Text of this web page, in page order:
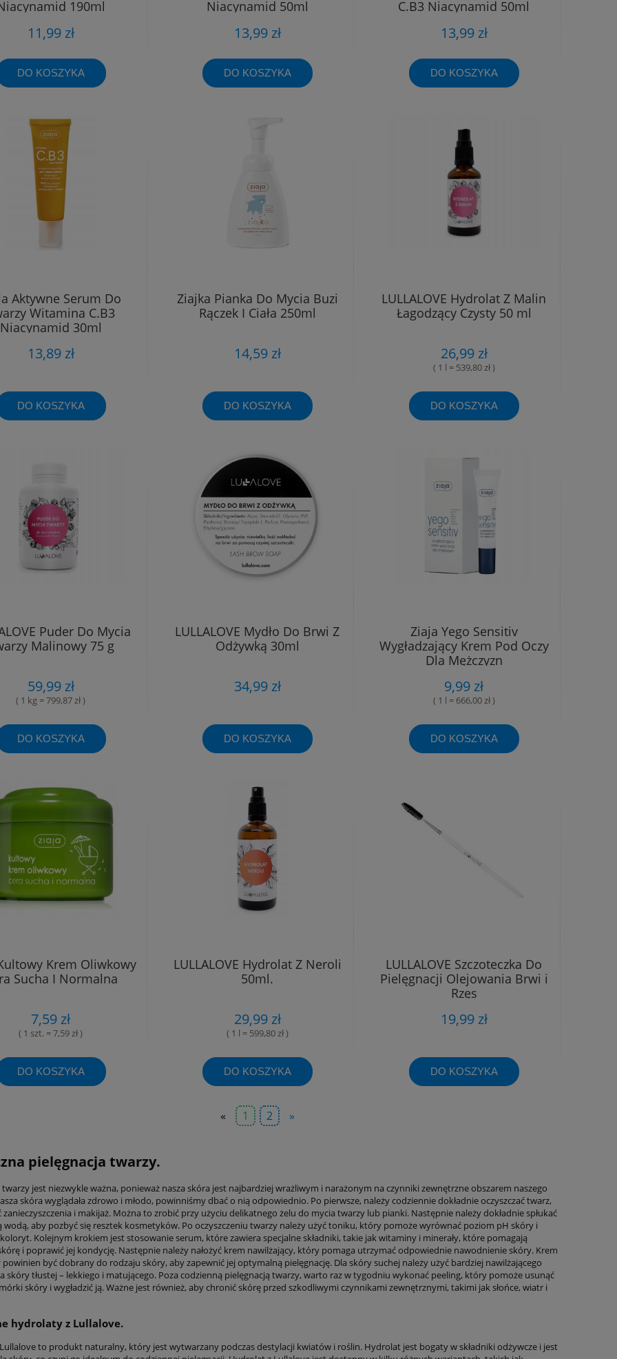
190ml
11,99 zł
DO KOSZYKA
Niacynamid 50ml
13,99 zł
DO KOSZYKA
C.B3 Niacynamid 50ml
13,99 zł
DO KOSZYKA
Aktywne Serum Do
Witamina C.B3
Niacynamid 30ml
13,89 zł
DO KOSZYKA
Ziajka Pianka Do Mycia Buzi
Rączek I Ciała 250ml
14,59 zł
DO KOSZYKA
LULLALOVE Hydrolat Z Malin
Łagodzący Czysty 50 ml
26,99 zł
( 1 l = 539,80 zł )
DO KOSZYKA
Puder Do Mycia
Malinowy 75 g
59,99 zł
( 1 kg = 799,87 zł )
DO KOSZYKA
LULLALOVE Mydło Do Brwi Z
Odżywką 30ml
34,99 zł
DO KOSZYKA
Ziaja Yego Sensitiv
Wygładzający Krem Pod Oczy
Dla Mężczyzn
9,99 zł
( 1 l = 666,00 zł )
DO KOSZYKA
Krem Oliwkowy
Sucha I Normalna
7,59 zł
( 1 szt. = 7,59 zł )
DO KOSZYKA
LULLALOVE Hydrolat Z Neroli
50ml.
29,99 zł
( 1 l = 599,80 zł )
DO KOSZYKA
LULLALOVE Szczoteczka Do
Pielęgnacji Olejowania Brwi i
Rzęs
19,99 zł
DO KOSZYKA
« 1 2 »
pielęgnacja twarzy.
twarzy jest niezwykle ważna, ponieważ nasza skóra jest najbardziej wrażliwym i narażonym na czynniki zewnętrzne obszarem naszego
skóra wyglądała zdrowo i młodo, powinniśmy dbać o nią odpowiednio. Po pierwsze, należy codziennie dokładnie oczyszczać twarz,
zanieczyszczenia i makijaż. Można to zrobić przy użyciu delikatnego żelu do mycia twarzy lub pianki. Następnie należy dokładnie spłukać
wodą, aby pozbyć się resztek kosmetyków. Po oczyszczeniu twarzy należy użyć toniku, który pomoże wyrównać poziom pH skóry i
Kolejnym krokiem jest stosowanie serum, które zawiera specjalne składniki, takie jak witaminy i minerały, które pomagają
i poprawić jej kondycję. Następnie należy nałożyć krem nawilżający, który pomaga utrzymać odpowiednie nawodnienie skóry. Krem
powinien być dobrany do rodzaju skóry, aby zapewnić jej optymalną pielęgnację. Dla skóry suchej należy użyć bardziej nawilżającego
skóry tłustej – lekkiego i matującego. Poza codzienną pielęgnacją twarzy, warto raz w tygodniu wykonać peeling, który pomoże usunąć
skóry i wygładzić ją. Ważne jest również, aby chronić skórę przed szkodliwymi czynnikami zewnętrznymi, takimi jak słońce, wiatr i
hydrolaty z Lullalove.
to produkt naturalny, który jest wytwarzany podczas destylacji kwiatów i roślin. Hydrolat jest bogaty w składniki odżywcze i jest